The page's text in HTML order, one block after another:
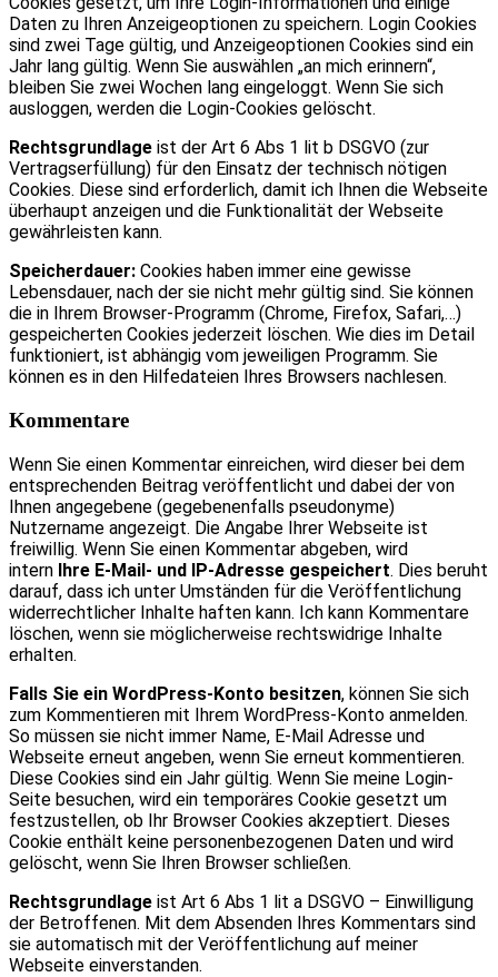
Daten zu Ihren Anzeigeoptionen zu speichern. Login Cookies
sind zwei Tage gültig, und Anzeigeoptionen Cookies sind ein
Jahr lang gültig. Wenn Sie auswählen „an mich erinnern“,
bleiben Sie zwei Wochen lang eingeloggt. Wenn Sie sich
ausloggen, werden die Login-Cookies gelöscht.
Rechtsgrundlage ist der Art 6 Abs 1 lit b DSGVO (zur
Vertragserfüllung) für den Einsatz der technisch nötigen
Cookies. Diese sind erforderlich, damit ich Ihnen die Webseite
überhaupt anzeigen und die Funktionalität der Webseite
gewährleisten kann.
Speicherdauer: Cookies haben immer eine gewisse
Lebensdauer, nach der sie nicht mehr gültig sind. Sie können
die in Ihrem Browser-Programm (Chrome, Firefox, Safari,…)
gespeicherten Cookies jederzeit löschen. Wie dies im Detail
funktioniert, ist abhängig vom jeweiligen Programm. Sie
können es in den Hilfedateien Ihres Browsers nachlesen.
Kommentare
Wenn Sie einen Kommentar einreichen, wird dieser bei dem
entsprechenden Beitrag veröffentlicht und dabei der von
Ihnen angegebene (gegebenenfalls pseudonyme)
Nutzername angezeigt. Die Angabe Ihrer Webseite ist
freiwillig. Wenn Sie einen Kommentar abgeben, wird
intern Ihre E-Mail- und IP-Adresse gespeichert. Dies beruht
darauf, dass ich unter Umständen für die Veröffentlichung
widerrechtlicher Inhalte haften kann. Ich kann Kommentare
löschen, wenn sie möglicherweise rechtswidrige Inhalte
erhalten.
Falls Sie ein WordPress-Konto besitzen, können Sie sich
zum Kommentieren mit Ihrem WordPress-Konto anmelden.
So müssen sie nicht immer Name, E-Mail Adresse und
Webseite erneut angeben, wenn Sie erneut kommentieren.
Diese Cookies sind ein Jahr gültig. Wenn Sie meine Login-
Seite besuchen, wird ein temporäres Cookie gesetzt um
festzustellen, ob Ihr Browser Cookies akzeptiert. Dieses
Cookie enthält keine personenbezogenen Daten und wird
gelöscht, wenn Sie Ihren Browser schließen.
Rechtsgrundlage ist Art 6 Abs 1 lit a DSGVO – Einwilligung
der Betroffenen. Mit dem Absenden Ihres Kommentars sind
sie automatisch mit der Veröffentlichung auf meiner
Webseite einverstanden.